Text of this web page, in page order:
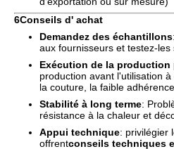
6Conseils d' achat
Demandez des échantillons
aux fournisseurs et testez-les
Exécution de la production
production avant l'utilisation
la couture, la faible
Stabilité à long terme:
résistance à la chaleur et
Appui technique: privilégier
offrentconseils techniques